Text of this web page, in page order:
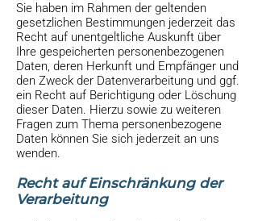
Sie haben im Rahmen der geltenden
gesetzlichen Bestimmungen jederzeit das
Recht auf unentgeltliche Auskunft über
Ihre gespeicherten personenbezogenen
Daten, deren Herkunft und Empfänger und
den Zweck der Datenverarbeitung und ggf.
ein Recht auf Berichtigung oder Löschung
dieser Daten. Hierzu sowie zu weiteren
Fragen zum Thema personenbezogene
Daten können Sie sich jederzeit an uns
wenden.
Recht auf Einschränkung der
Verarbeitung